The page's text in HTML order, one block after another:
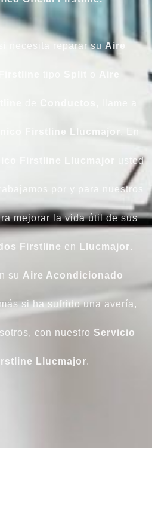
necesita reparar su Aire
Firstline Llucmajor . En
usted
por y para nuestros
mejorar la vida útil de sus
Firstline en Llucmajor.
su Aire Acondicionado
si ha sufrido una avería,
con nuestro Servicio
Llucmajor.